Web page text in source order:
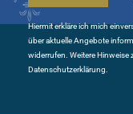
Hiermit erkläre ich mich
über aktuelle Angebote
widerrufen. Weitere
Datenschutzerklärung.